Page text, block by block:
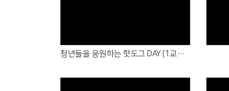
청년들을 응원하는 핫도그 DAY (1교구 1,7셀 + 3교구 8셀 + 4교구 5셀 연합)